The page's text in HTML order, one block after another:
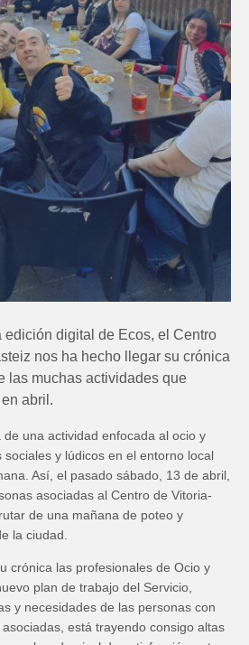
edición digital de Ecos, el Centro
nos ha hecho llegar su crónica
las muchas actividades que
abril.
una actividad enfocada al ocio y
sociales y lúdicos en el entorno local
Así, el pasado sábado, 13 de abril,
asociadas al Centro de Vitoria-
de una mañana de poteo y
la ciudad.
crónica las profesionales de Ocio y
plan de trabajo del Servicio,
y necesidades de las personas con
está trayendo consigo altas